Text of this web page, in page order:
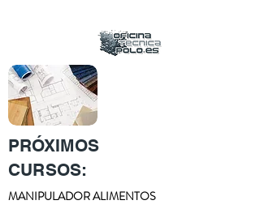
PRÓXIMOS
CURSOS:
MANIPULADOR ALIMENTOS